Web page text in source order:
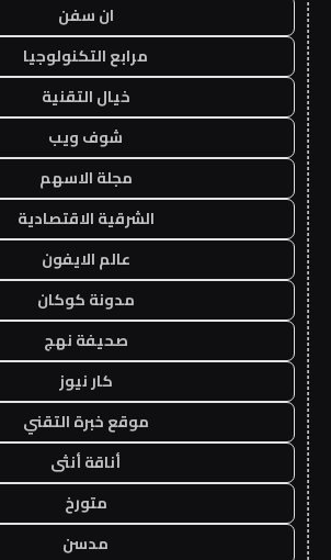
ان سفن
مرابع التكنولوجيا
خيال التقنية
شوف ويب
مجلة الاسهم
الشرقية الاقتصادية
عالم الايفون
مدونة كوكان
صحيفة نهج
كار نيوز
موقع خبرة التقني
أناقة أنثى
متورخ
مدسن